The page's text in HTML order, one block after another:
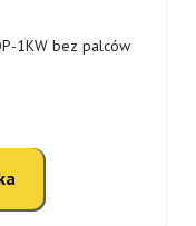
1KW bez palców